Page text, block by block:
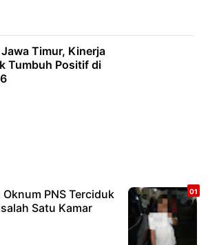
Timur, Kinerja
Tumbuh Positif di
PNS Terciduk
Satu Kamar